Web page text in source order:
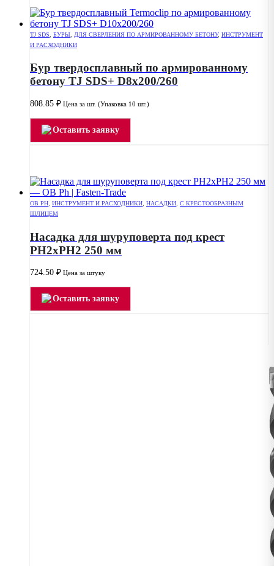
TJ SDS БУРЫ ДЛЯ СВЕРЛЕНИЯ ПО АРМИРОВАННОМУ БЕТОНУ, ИНСТРУМЕНТ
И РАСХОДНИКИ
Бур твердосплавный по армированному
бетону TJ SDS+ D8x200/260
808.85 ₽ Цена за шт. (Упаковка 10 шт.)
Оставить заявку
OB PH ИНСТРУМЕНТ И РАСХОДНИКИ НАСАДКИ С КРЕСТООБРАЗНЫМ
ШЛИЦЕМ
Насадка для шуруповерта под крест
РН2хPH2 250 мм
724.50 ₽ Цена за штуку
Оставить заявку